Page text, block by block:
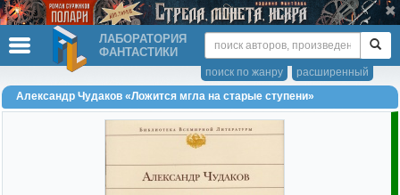
ЛАБОРАТОРИЯ
ФАНТАСТИКИ
расширенный
поиск по жанру
Александр Чудаков «Ложится мгла на старые ступени»